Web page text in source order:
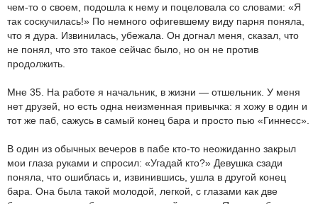
чем-то о своем, подошла к нему и поцеловала со словами: «Я
так соскучилась!» По немного офигевшему виду парня поняла,
что я дура. Извинилась, убежала. Он догнал меня, сказал, что
не понял, что это такое сейчас было, но он не против
продолжить.
Мне 35. На работе я начальник, в жизни — отшельник. У меня
нет друзей, но есть одна неизменная привычка: я хожу в один и
тот же паб, сажусь в самый конец бара и просто пью «Гиннесс».
В один из обычных вечеров в пабе кто-то неожиданно закрыл
мои глаза руками и спросил: «Угадай кто?» Девушка сзади
поняла, что ошиблась и, извинившись, ушла в другой конец
бара. Она была такой молодой, легкой, с глазами как две